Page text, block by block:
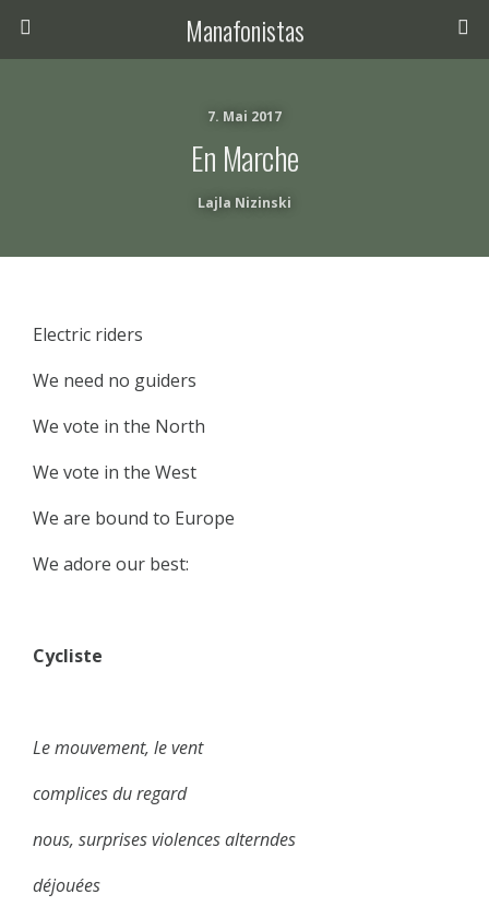
Manafonistas
7. Mai 2017
En Marche
Lajla Nizinski
Electric riders
We need no guiders
We vote in the North
We vote in the West
We are bound to Europe
We adore our best:
Cycliste
Le mouvement, le vent
complices du regard
nous, surprises violences alterndes
déjouées